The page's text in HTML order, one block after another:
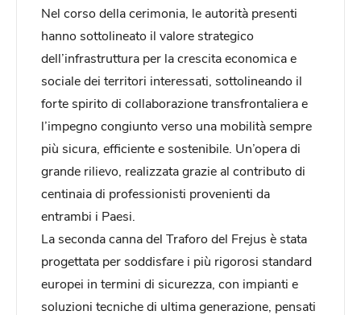
Nel corso della cerimonia, le autorità presenti
hanno sottolineato il valore strategico
dell’infrastruttura per la crescita economica e
sociale dei territori interessati, sottolineando il
forte spirito di collaborazione transfrontaliera e
l’impegno congiunto verso una mobilità sempre
più sicura, efficiente e sostenibile. Un’opera di
grande rilievo, realizzata grazie al contributo di
centinaia di professionisti provenienti da
entrambi i Paesi.
La seconda canna del Traforo del Frejus è stata
progettata per soddisfare i più rigorosi standard
europei in termini di sicurezza, con impianti e
soluzioni tecniche di ultima generazione, pensati